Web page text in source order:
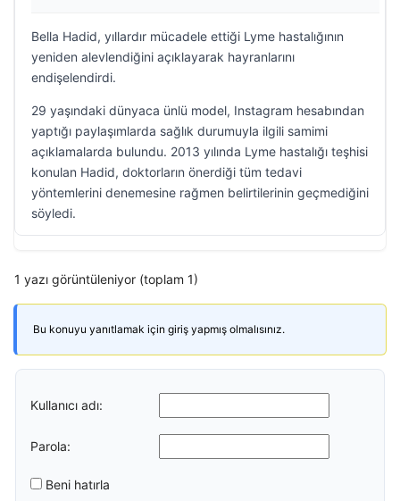
Bella Hadid, yıllardır mücadele ettiği Lyme hastalığının
yeniden alevlendiğini açıklayarak hayranlarını
endişelendirdi.
29 yaşındaki dünyaca ünlü model, Instagram hesabından
yaptığı paylaşımlarda sağlık durumuyla ilgili samimi
açıklamalarda bulundu. 2013 yılında Lyme hastalığı teşhisi
konulan Hadid, doktorların önerdiği tüm tedavi
yöntemlerini denemesine rağmen belirtilerinin geçmediğini
söyledi.
1 yazı görüntüleniyor (toplam 1)
Bu konuyu yanıtlamak için giriş yapmış olmalısınız.
Kullanıcı adı:
Parola:
Beni hatırla